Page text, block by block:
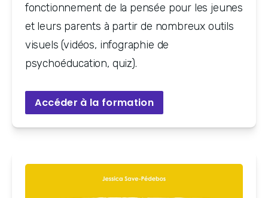
fonctionnement de la pensée pour les jeunes
et leurs parents à partir de nombreux outils
visuels (vidéos, infographie de
psychoéducation, quiz).
Accéder à la formation